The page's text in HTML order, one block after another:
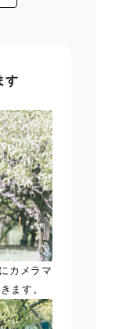
す
カメラマ
ます。